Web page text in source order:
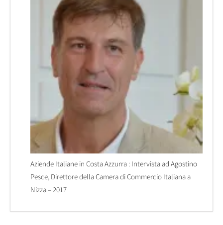
Aziende Italiane in Costa Azzurra : Intervista ad Agostino
Pesce, Direttore della Camera di Commercio Italiana a
Nizza – 2017